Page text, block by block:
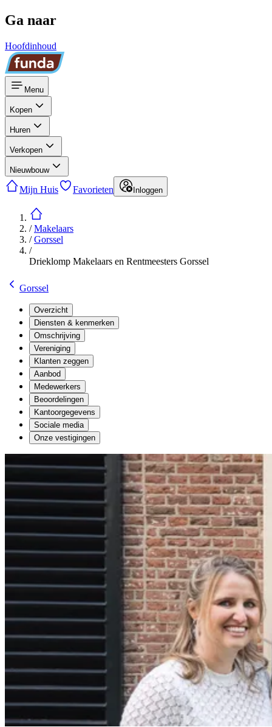
Ga naar
Hoofdinhoud
Menu
Kopen
Huren
Verkopen
Nieuwbouw
Mijn Huis Favorieten Inloggen
/Makelaars
/Gorssel
/
Drieklomp Makelaars en Rentmeesters Gorssel
Gorssel
Overzicht
Diensten & kenmerken
Omschrijving
Vereniging
Klanten zeggen
Aanbod
Medewerkers
Beoordelingen
Kantoorgegevens
Sociale media
Onze vestigingen